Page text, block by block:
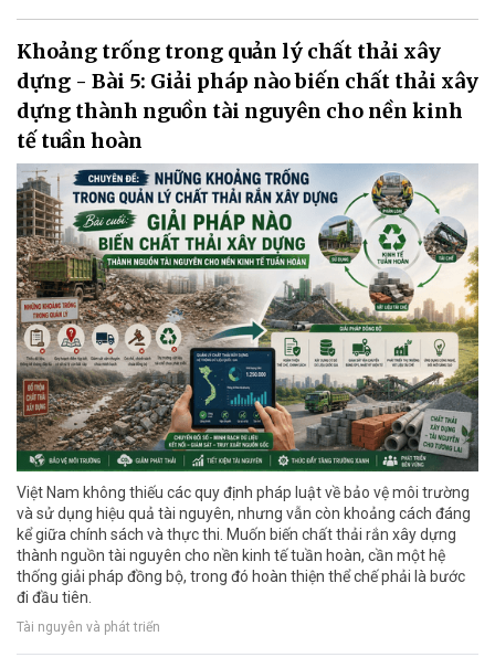
Khoảng trống trong quản lý chất thải xây
dựng - Bài 5: Giải pháp nào biến chất thải xây
dựng thành nguồn tài nguyên cho nền kinh
tế tuần hoàn
Việt Nam không thiếu các quy định pháp luật về bảo vệ môi trường
và sử dụng hiệu quả tài nguyên, nhưng vẫn còn khoảng cách đáng
kể giữa chính sách và thực thi. Muốn biến chất thải rắn xây dựng
thành nguồn tài nguyên cho nền kinh tế tuần hoàn, cần một hệ
thống giải pháp đồng bộ, trong đó hoàn thiện thể chế phải là bước
đi đầu tiên.
Tài nguyên và phát triển